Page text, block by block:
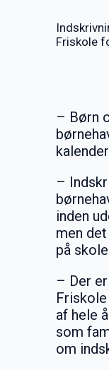
Friskole
– Børn
–
inden
men
på
– Der
af hele
som
om